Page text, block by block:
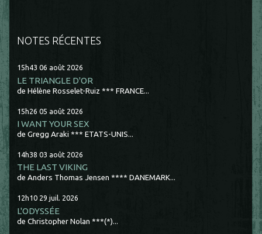
NOTES RÉCENTES
15h43 06 août 2026
LE TRIANGLE D'OR
de Hélène Rosselet-Ruiz *** FRANCE...
15h26 05 août 2026
I WANT YOUR SEX
de Gregg Araki *** ETATS-UNIS...
14h38 03 août 2026
THE LAST VIKING
de Anders Thomas Jensen **** DANEMARK...
12h10 29 juil. 2026
L'ODYSSÉE
de Christopher Nolan ***(*)...